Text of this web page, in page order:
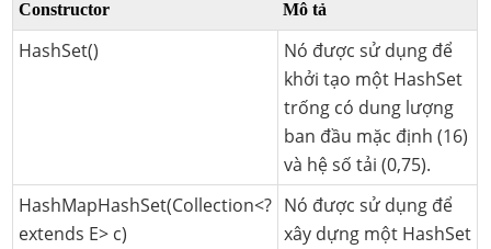
Constructor Mô tả
HashSet()
Nó được sử dụng để
khởi tạo một HashSet
trống có dung lượng
ban đầu mặc định (16)
và hệ số tải (0,75).
HashMapHashSet(Collection<?
extends E> c)
Nó được sử dụng để
xây dựng một HashSet